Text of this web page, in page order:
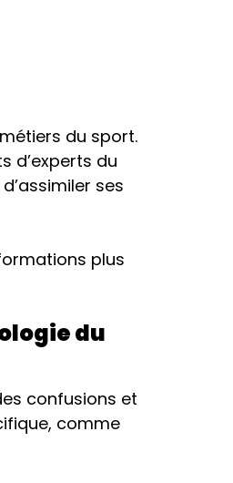
du sport.
d’experts du
ses
plus
du
confusions et
comme